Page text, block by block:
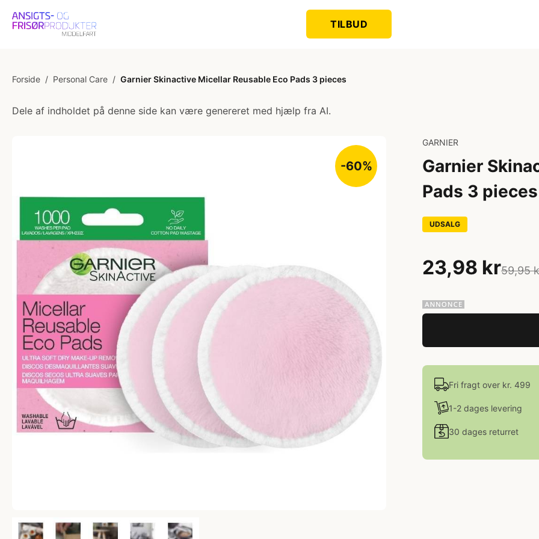
TILBUD
Forside / Personal Care / Garnier Skinactive Micellar Reusable Eco Pads 3 pieces
Dele af indholdet på denne side kan være genereret med hjælp fra AI.
-60%
GARNIER
Garnier
Pads 3 pieces
UDSALG
23,98 kr59,95
Fri fragt over kr. 499
1-2 dages levering
30 dages returret